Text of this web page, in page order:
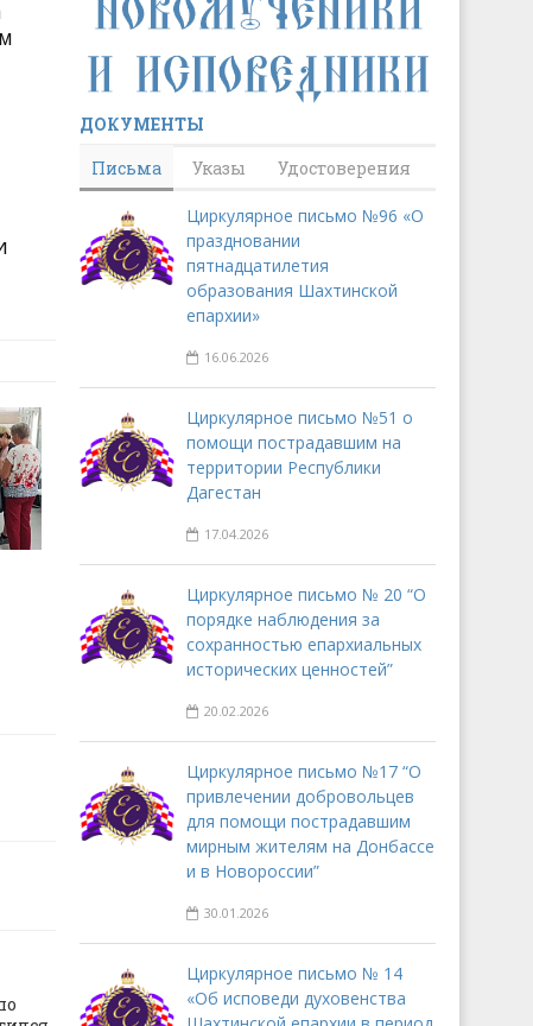
ДОКУМЕНТЫ
Письма
Указы Удостоверения
Циркулярное письмо №96 «О
праздновании
пятнадцатилетия
образования Шахтинской
епархии»
16.06.2026
Циркулярное письмо №51 о
помощи пострадавшим на
территории Республики
Дагестан
17.04.2026
Циркулярное письмо № 20 “О
порядке наблюдения за
сохранностью епархиальных
исторических ценностей”
20.02.2026
Циркулярное письмо №17 “О
привлечении добровольцев
для помощи пострадавшим
мирным жителям на Донбассе
и в Новороссии”
30.01.2026
Циркулярное письмо № 14
«Об исповеди духовенства